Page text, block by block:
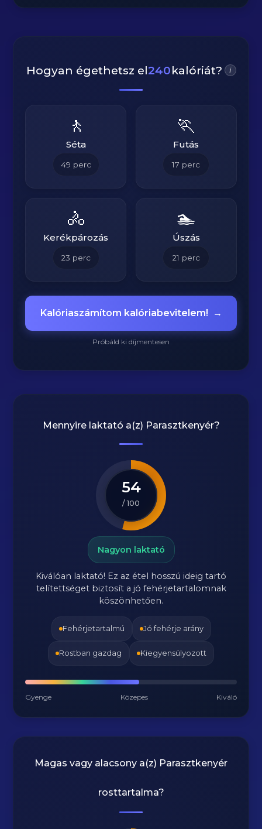
Hogyan égethetsz el240kalóriát? i
🚶
Séta
49 perc
🏃
Futás
17 perc
🚴
Kerékpározás
23 perc
🏊
Úszás
21 perc
Kalóriaszámítom kalóriabevitelem! →
Próbáld ki díjmentesen
Mennyire laktató a(z) Parasztkenyér?
54
/ 100
Nagyon laktató
Kiválóan laktató! Ez az étel hosszú ideig tartó
telítettséget biztosít a jó fehérjetartalomnak
köszönhetően.
Fehérjetartalmú Jó fehérje arány
Rostban gazdag Kiegyensúlyozott
Gyenge Közepes Kiváló
Magas vagy alacsony a(z) Parasztkenyér
rosttartalma?